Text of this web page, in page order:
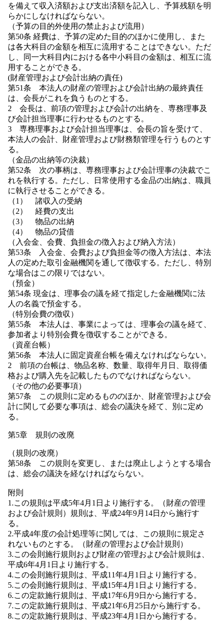
を備えて収入済額および支出済額を記入し、予算残額を明
らかにしなければならない。
（予算の目的外使用の禁止および流用）
第50条 経費は、予算の定めた目的のほかに使用し、また
は各大科目の金額を相互に流用することはできない。ただ
し、同一大科目内における各中小科目の金額は、相互に流
用することができる。
(財産管理および会計出納の責任)
第51条 本法人の財産の管理および会計出納の最終責任
は、会長がこれを負うものとする。
2 会長は、前項の管理および会計の出納を、専務理事及
び会計担当理事に行わせるものとする。
3 専務理事および会計担当理事は、会長の旨を受けて、
本法人の会計、財産管理および財務類管理を行うものとす
る。
（金品の出納等の決裁）
第52条 次の事柄は、専務理事および会計理事の決裁でこ
れを執行する。ただし、日常使用する金品の出納は、職員
に執行させることができる。
（1） 諸収入の受納
（2） 経費の支出
（3） 物品の出納
（4） 物品の貸借
（入会金、会費、負担金の徴入および納入方法）
第53条 入会金、会費および負担金等の徴入方法は、本法
人の定めた取引金融機関を通して徴収する。ただし、特別
な場合はこの限りではない。
（預金）
第54条 現金は、理事会の議を経て指定した金融機関に法
人の名義で預金する。
（特別会費の徴収）
第55条 本法人は、事業によっては、理事会の議を経て、
参加者より特別会費を徴収することができる。
（資産台帳）
第56条 本法人に固定資産台帳を備えなければならない。
2 前項の台帳は、物品名称、数量、取得年月日、取得価
格および購入先を記載したものでなければならない。
（その他の必要事項）
第57条 この規則に定めるもののほか、財産管理および会
計に関して必要な事項は、総会の議決を経て、別に定め
る。
第5章 規則の改廃
（規則の改廃）
第58条 この規則を変更し、または廃止しようとする場合
は、総会の議決を経なければならない。
附則
1.この規則は平成5年4月1日より施行する。（財産の管理
および会計規則）規則は、平成24年9月14日から施行す
る。
2.平成4年度の会計処理等に関しては、この規則に規定さ
れないものとする。（財産の管理および会計規則）
3.この会則施行規則および財産の管理および会計規則は、
平成6年4月1日より施行する。
4.この会則施行規則は、平成11年4月1日より施行する。
5.この会則施行規則は、平成15年4月1日より施行する。
6.この定款施行規則は、平成17年6月9日から施行する。
7.この定款施行規則は、平成21年6月25日から施行する。
8.この定款施行規則は、平成23年4月1日から施行する。